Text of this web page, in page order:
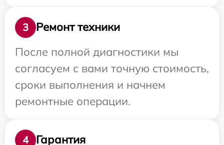
3
Ремонт техники
После полной диагностики мы
согласуем с вами точную стоимость,
сроки выполнения и начнем
ремонтные операции.
4 Гарантия